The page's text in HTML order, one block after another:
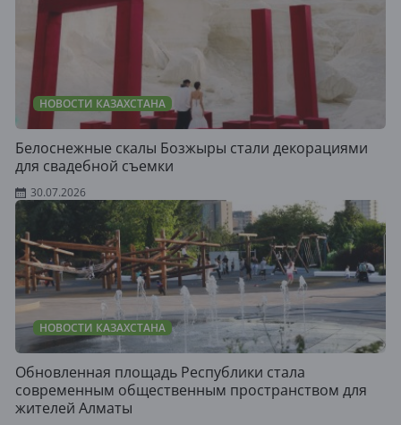
НОВОСТИ КАЗАХСТАНА
Белоснежные скалы Бозжыры стали декорациями
для свадебной съемки
30.07.2026
НОВОСТИ КАЗАХСТАНА
Обновленная площадь Республики стала
современным общественным пространством для
жителей Алматы